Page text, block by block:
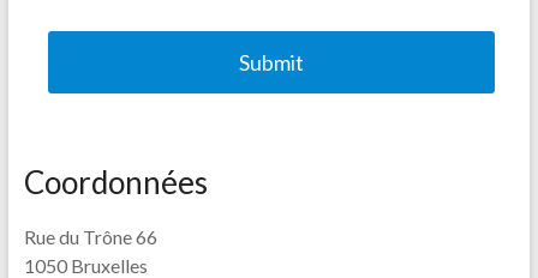
Submit
Coordonnées
Rue du Trône 66
1050 Bruxelles